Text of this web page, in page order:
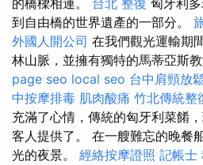
的橋樑相連。 台北 整復 匈牙利
到自由橋的世界遺產的一部分。
外國人開公司 在我們觀光運輸期
林山脈，並擁有獨特的馬蒂亞斯
page seo local seo 台中肩頸放
中按摩排毒 肌肉酸痛 竹北傳統整
充滿了心情，傳統的匈牙利菜餚
客人提供了。 在一艘難忘的晚餐
光的夜景。 經絡按摩證照 記帳士